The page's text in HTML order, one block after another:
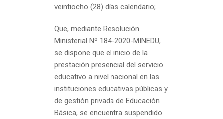
veintiocho (28) días calendario;
Que, mediante Resolución
Ministerial Nº 184-2020-MINEDU,
se dispone que el inicio de la
prestación presencial del servicio
educativo a nivel nacional en las
instituciones educativas públicas y
de gestión privada de Educación
Básica, se encuentra suspendido